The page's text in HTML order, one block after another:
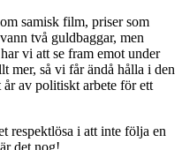
samisk film, priser som
två guldbaggar, men
vi att se fram emot under
mer, så vi får ändå hålla i den
av politiskt arbete för ett
respektlösa i att inte följa en
det nog!